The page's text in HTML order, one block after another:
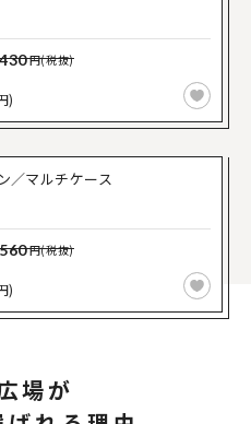
430円(税抜)
)
／マルチケース
560円(税抜)
)
場が